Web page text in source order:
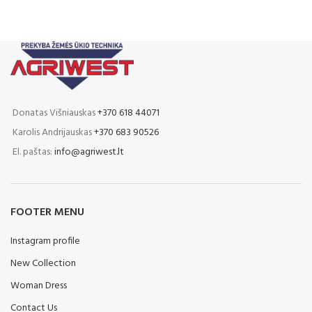
500 mm kembridžo žiedai
Miltelinis dažymas
Apsauga nuo išsiskleidimo
450 mm Kembridžo žiedai
530 mm Kembridžo žiedai
Donatas Višniauskas+370 618 44071
Karolis Andrijauskas+370 683 90526
El. paštas:info@agriwest.lt
FOOTER MENU
Instagram profile
New Collection
Woman Dress
Contact Us